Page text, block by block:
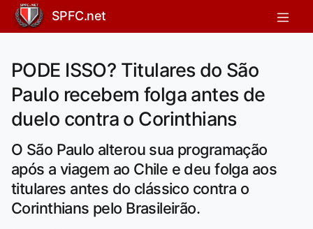
SPFC.net
PODE ISSO? Titulares do São
Paulo recebem folga antes de
duelo contra o Corinthians
O São Paulo alterou sua programação
após a viagem ao Chile e deu folga aos
titulares antes do clássico contra o
Corinthians pelo Brasileirão.